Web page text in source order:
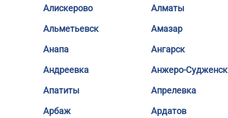
Алискерово Алматы
Альметьевск Амазар
Анапа Ангарск
Андреевка Анжеро-Судженск
Апатиты Апрелевка
Арбаж Ардатов